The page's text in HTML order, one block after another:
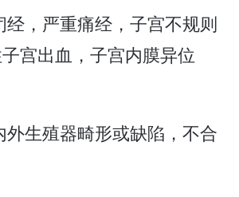
经，严重痛经，子宫不规则
宫出血，子宫内膜异位
外生殖器畸形或缺陷，不合